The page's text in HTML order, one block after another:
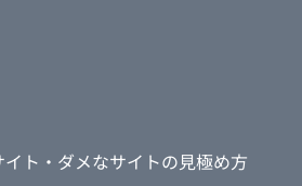
フードコネクションを選んだ理由
ど聞いて、反響が出ると思ったか
ト・ダメなサイトの見極め方